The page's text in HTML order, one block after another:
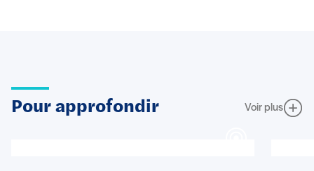
Pour approfondir Voir plus